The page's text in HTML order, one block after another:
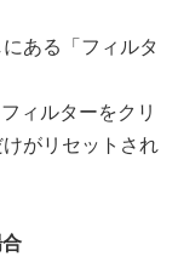
ある「フィルタ
ィルターをクリ
がリセットされ